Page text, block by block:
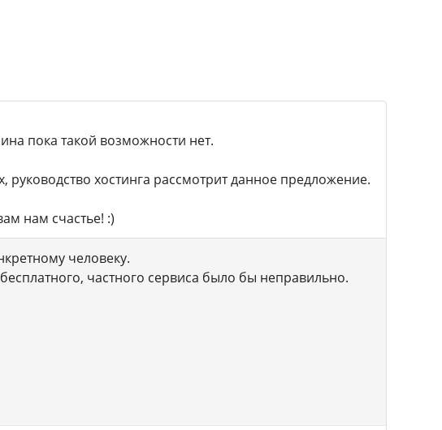
пока такой возможности нет.
хостинга рассмотрит данное предложение.
нам счастье! :)
человеку.
частного сервиса было бы неправильно.